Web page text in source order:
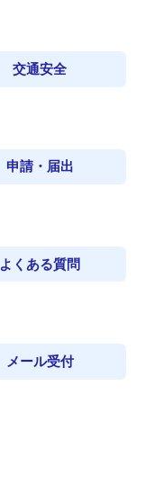
交通安全
申請・届出
よくある質問
メール受付